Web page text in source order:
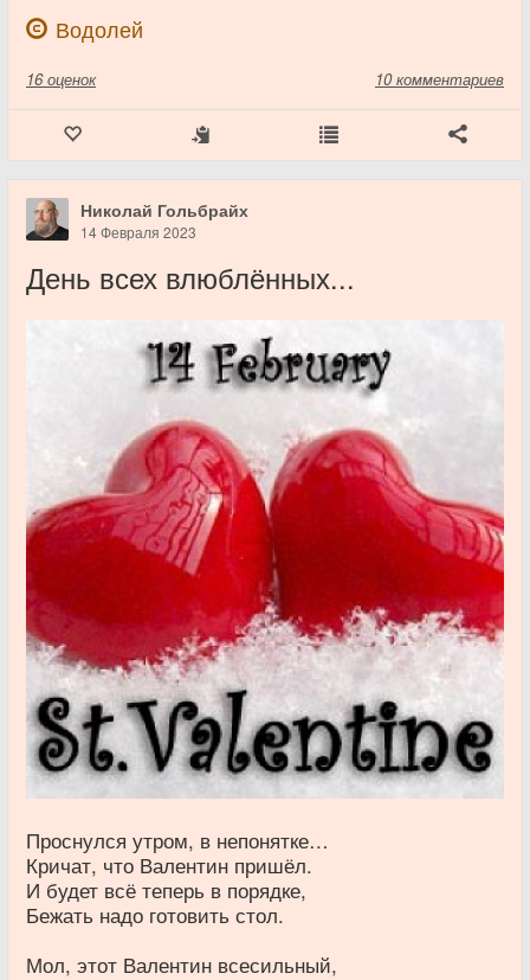
Водолей
16 оценок 10 комментариев
Николай Гольбрайх
14 Февраля 2023
День всех влюблённых...
Проснулся утром, в непонятке…
Кричат, что Валентин пришёл.
И будет всё теперь в порядке,
Бежать надо готовить стол.
Мол, этот Валентин всесильный,